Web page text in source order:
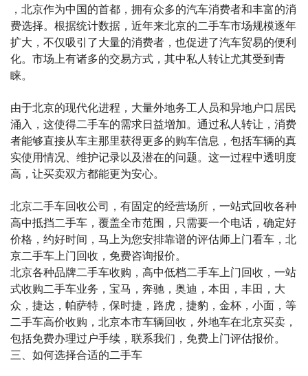
，北京作为中国的首都，拥有众多的汽车消费者和丰富的消
费选择。根据统计数据，近年来北京的二手车市场规模逐年
扩大，不仅吸引了大量的消费者，也促进了汽车贸易的便利
化。市场上有诸多的交易方式，其中私人转让尤其受到青
睐。
由于北京的现代化进程，大量外地务工人员和异地户口居民
涌入，这使得二手车的需求日益增加。通过私人转让，消费
者能够直接从车主那里获得更多的购车信息，包括车辆的真
实使用情况、维护记录以及潜在的问题。这一过程中透明度
高，让买卖双方都能更为安心。
北京二手车回收公司，有固定的经营场所，一站式回收各种
高中抵挡二手车，覆盖全市范围，只需要一个电话，确定好
价格，约好时间，马上为您安排靠谱的评估师上门看车，北
京二手车上门回收，免费咨询报价。
北京各种品牌二手车收购，高中低档二手车上门回收，一站
式收购二手车业务，宝马，奔驰，奥迪，本田，丰田，大
众，捷达，帕萨特，保时捷，路虎，捷豹，金杯，小面，等
二手车高价收购，北京本市车辆回收，外地车在北京买卖，
包括免费办理过户手续，联系我们，免费上门评估报价。
​三、如何选择合适的二手车